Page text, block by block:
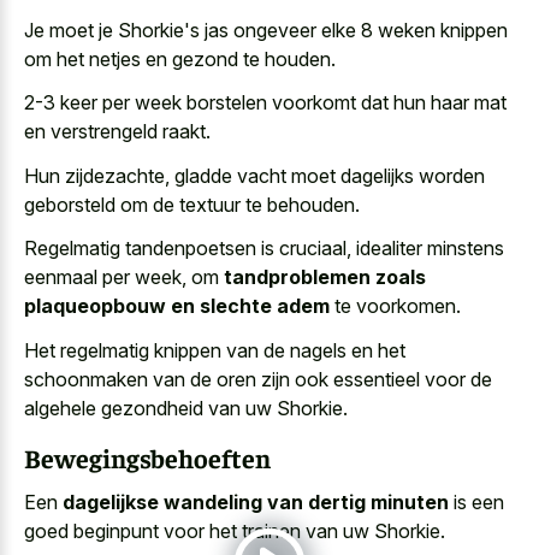
Je moet je Shorkie's jas ongeveer elke 8 weken knippen
om het netjes en gezond te houden.
2-3 keer per week borstelen voorkomt dat hun haar mat
en verstrengeld raakt.
Hun zijdezachte, gladde vacht moet dagelijks worden
geborsteld om de textuur te behouden.
Regelmatig tandenpoetsen is cruciaal, idealiter minstens
eenmaal per week, om tandproblemen zoals
plaqueopbouw en slechte adem te voorkomen.
Het regelmatig knippen van de nagels en het
schoonmaken van de oren zijn ook essentieel voor de
algehele gezondheid van uw Shorkie.
Bewegingsbehoeften
Een dagelijkse wandeling van dertig minuten is een
goed beginpunt voor het trainen van uw Shorkie.